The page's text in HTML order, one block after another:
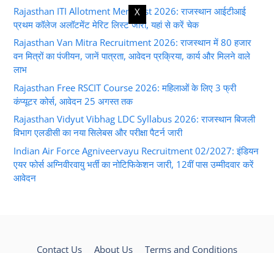
Rajasthan ITI Allotment Merit List 2026: राजस्थान आईटीआई
प्रथम कॉलेज अलॉटमेंट मेरिट लिस्ट जारी, यहां से करें चेक
Rajasthan Van Mitra Recruitment 2026: राजस्थान में 80 हजार
वन मित्रों का पंजीयन, जानें पात्रता, आवेदन प्रक्रिया, कार्य और मिलने वाले
लाभ
Rajasthan Free RSCIT Course 2026: महिलाओं के लिए 3 फ्री
कंप्यूटर कोर्स, आवेदन 25 अगस्त तक
Rajasthan Vidyut Vibhag LDC Syllabus 2026: राजस्थान बिजली
विभाग एलडीसी का नया सिलेबस और परीक्षा पैटर्न जारी
Indian Air Force Agniveervayu Recruitment 02/2027: इंडियन
एयर फोर्स अग्निवीरवायु भर्ती का नोटिफिकेशन जारी, 12वीं पास उम्मीदवार करें
आवेदन
Contact Us About Us Terms and Conditions
X